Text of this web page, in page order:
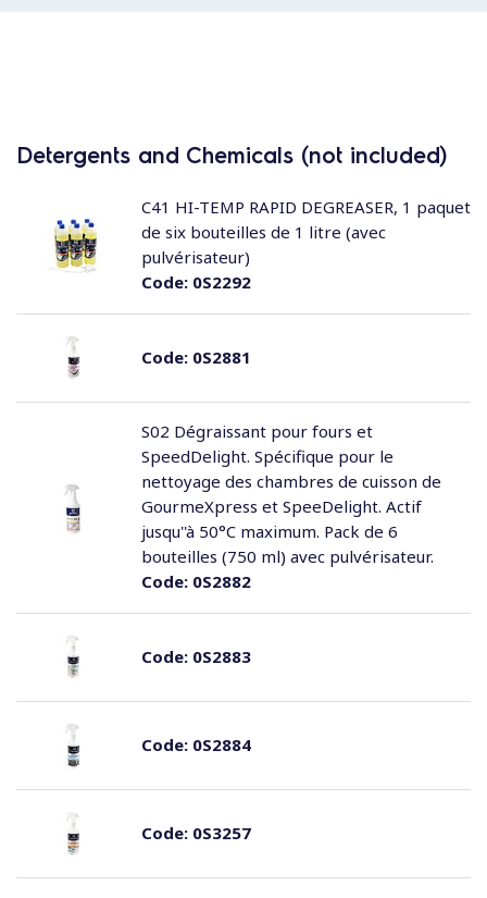
Detergents and Chemicals (not included)
Code:0S2292
C41 HI-TEMP RAPID DEGREASER, 1 paquet
de six bouteilles de 1 litre (avec
pulvérisateur)
Code:0S2881
Code:0S2882
S02 Dégraissant pour fours et
SpeedDelight. Spécifique pour le
nettoyage des chambres de cuisson de
GourmeXpress et SpeeDelight. Actif
jusqu''à 50°C maximum. Pack de 6
bouteilles (750 ml) avec pulvérisateur.
Code:0S2883
Code:0S2884
Code:0S3257